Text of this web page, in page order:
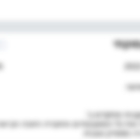
מתקדם ב'.
את כל המאבטחים והחברה הזוכה הביאה
מספיק טובות.